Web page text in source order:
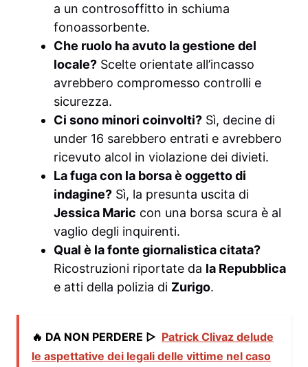
a un controsoffitto in schiuma
fonoassorbente.
Che ruolo ha avuto la gestione del
locale? Scelte orientate all’incasso
avrebbero compromesso controlli e
sicurezza.
Ci sono minori coinvolti? Sì, decine di
under 16 sarebbero entrati e avrebbero
ricevuto alcol in violazione dei divieti.
La fuga con la borsa è oggetto di
indagine? Sì, la presunta uscita di
Jessica Maric con una borsa scura è al
vaglio degli inquirenti.
Qual è la fonte giornalistica citata?
Ricostruzioni riportate da la Repubblica
e atti della polizia di Zurigo.
🔥 DA NON PERDERE ▷ Patrick Clivaz delude
le aspettative dei legali delle vittime nel caso